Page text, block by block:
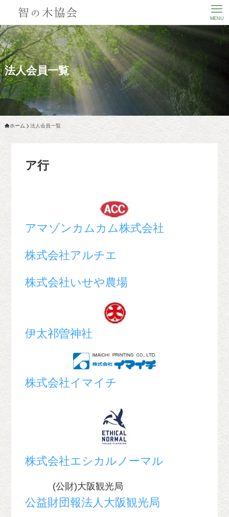
MENU
法人会員一覧
ホーム 法人会員一覧
ア行
アマゾンカムカム株式会社
株式会社アルチエ
株式会社いせや農場
伊太祁曽神社
株式会社イマイチ
株式会社エシカルノーマル
(公財)大阪観光局
公益財団報法人大阪観光局